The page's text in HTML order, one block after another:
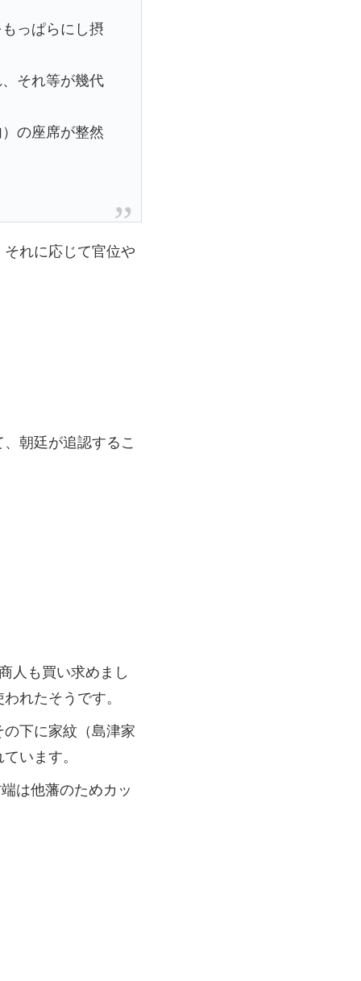
っぱらにし摂
それ等が幾代
の座席が整然
れに応じて官位や
朝廷が追認するこ
人も買い求めまし
れたそうです。
下に家紋（島津家
います。
は他藩のためカッ